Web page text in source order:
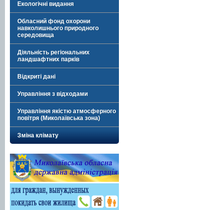
Екологічні видання
Обласний фонд охорони
навколишнього природного
середовища
Діяльність регіональних
ландшафтних парків
Відкриті дані
Управління з відходами
Управління якістю атмосферного
повітря (Миколаївська зона)
Зміна клімату